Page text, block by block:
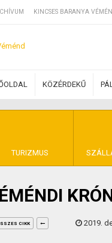
KINCSES BARANYA
KÖZÉRDEKŰ
TURIZMUS
CIKK 2019.